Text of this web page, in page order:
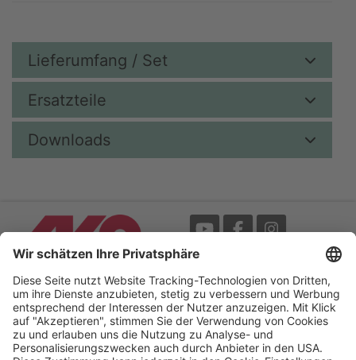
Lieferumfang / Set
Ersatzteile
Downloads
Messe
Mediathek
Blätterkatalog
Newsletter
AGB
Garantie
Impressum
Datenschutz